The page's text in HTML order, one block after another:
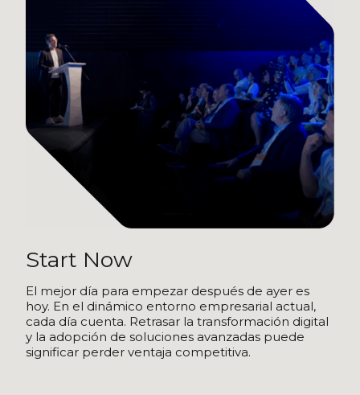
Start Now
El mejor día para empezar después de ayer es
hoy. En el dinámico entorno empresarial actual,
cada día cuenta. Retrasar la transformación digital
y la adopción de soluciones avanzadas puede
significar perder ventaja competitiva.